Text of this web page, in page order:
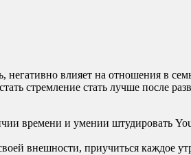
негативно влияет на отношения в
стремление стать лучше после
времени и умении штудировать
внешности, приучиться каждое